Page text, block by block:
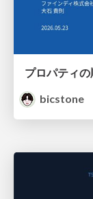
bicstone